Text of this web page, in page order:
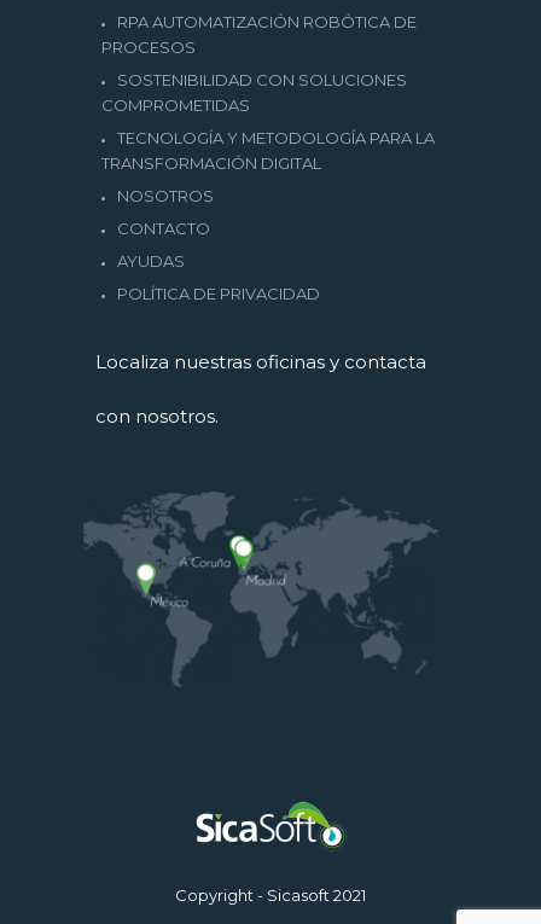
RPA AUTOMATIZACIÓN ROBÓTICA DE
PROCESOS
SOSTENIBILIDAD CON SOLUCIONES
COMPROMETIDAS
TECNOLOGÍA Y METODOLOGÍA PARA LA
TRANSFORMACIÓN DIGITAL
NOSOTROS
CONTACTO
AYUDAS
POLÍTICA DE PRIVACIDAD
Localiza nuestras oficinas y contacta
con nosotros.
Copyright - Sicasoft 2021